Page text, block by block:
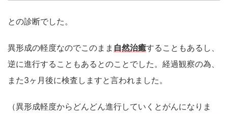
との診断でした。
異形成の軽度なのでこのまま 自然治癒することもあるし、
逆に進行することもあるとのことでした。経過観察の為、
また3ヶ月後に検査しますと言われました。
（異形成軽度からどんどん進行していくとがんになりま